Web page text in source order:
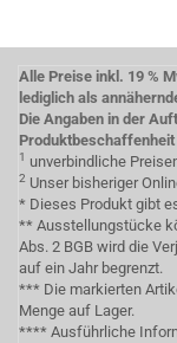
Alle Preise inkl. 19 %
lediglich als
Die Angaben in der
1 unverbindliche
2 Unser bisheriger
* Dieses Produkt gibt
** Ausstellungstücke
Abs. 2 BGB wird die
auf ein Jahr begrenzt.
*** Die markierten
Menge auf Lager.
**** Ausführliche